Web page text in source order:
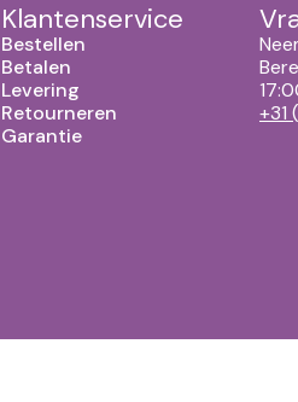
Klantenservice
Bestellen
Betalen
Levering
Retourneren
Garantie
+31